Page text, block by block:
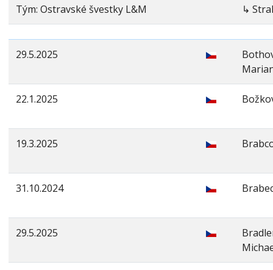
Tým: Ostravské švestky L&M ↳
29.5.2025
22.1.2025
19.3.2025
31.10.2024
29.5.2025